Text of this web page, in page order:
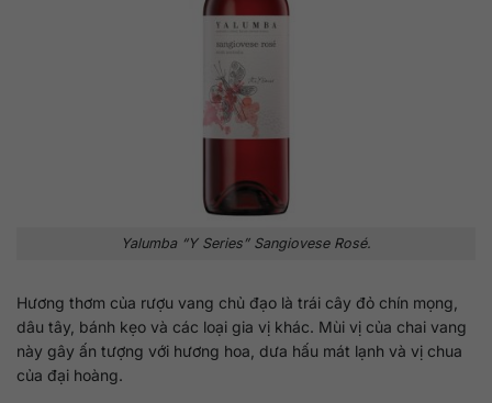
Yalumba “Y Series” Sangiovese Rosé.
Hương thơm của rượu vang chủ đạo là trái cây đỏ chín mọng,
dâu tây, bánh kẹo và các loại gia vị khác. Mùi vị của chai vang
này gây ấn tượng với hương hoa, dưa hấu mát lạnh và vị chua
của đại hoàng.